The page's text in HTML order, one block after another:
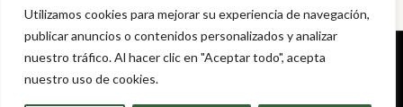
Utilizamos cookies para mejorar su experiencia de navegación,
publicar anuncios o contenidos personalizados y analizar
nuestro tráfico. Al hacer clic en "Aceptar todo", acepta
nuestro uso de cookies.
Tramitación de licencias
Copyright © 2026 | Armería Climent